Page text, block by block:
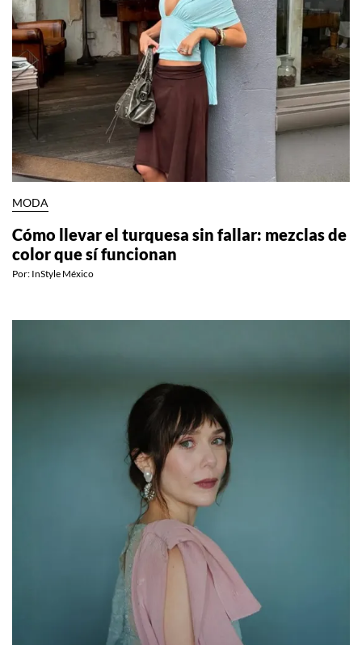
MODA
Cómo llevar el turquesa sin fallar: mezclas de
color que sí funcionan
Por: InStyle México